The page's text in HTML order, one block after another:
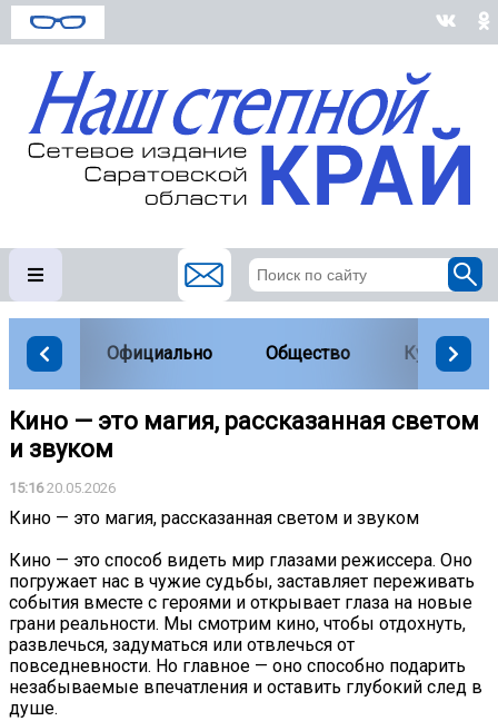
Официально Общество Культура
Кино — это магия, рассказанная светом
и звуком
15:1620.05.2026
Кино — это магия, рассказанная светом и звуком
Кино — это способ видеть мир глазами режиссера. Оно
погружает нас в чужие судьбы, заставляет переживать
события вместе с героями и открывает глаза на новые
грани реальности. Мы смотрим кино, чтобы отдохнуть,
развлечься, задуматься или отвлечься от
повседневности. Но главное — оно способно подарить
незабываемые впечатления и оставить глубокий след в
душе.